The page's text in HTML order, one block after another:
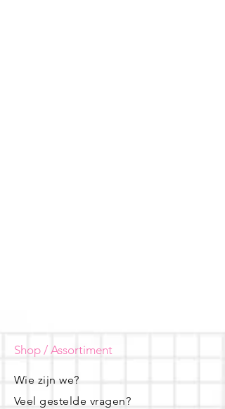
Shop / Assortiment
Wie zijn we?
Veel gestelde vragen?